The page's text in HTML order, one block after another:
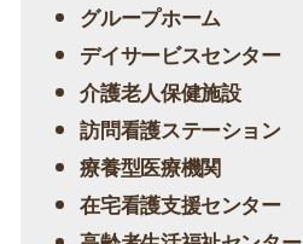
グループホーム
デイサービスセンター
介護老人保健施設
訪問看護ステーション
療養型医療機関
在宅看護支援センター